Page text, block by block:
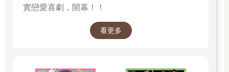
實戀愛喜劇，開幕！！
看更多